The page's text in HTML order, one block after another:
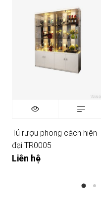
Tủ rượu phong cách hiện
đại TR0005
Liên hệ